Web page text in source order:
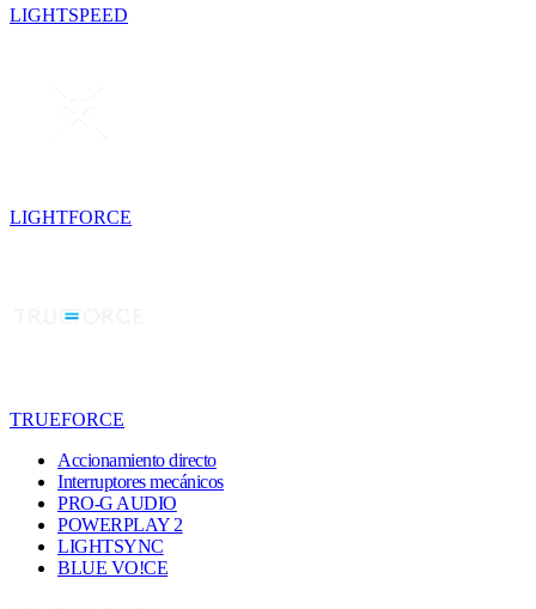
LIGHTSPEED
LIGHTFORCE
TRUEFORCE
Accionamiento directo
Interruptores mecánicos
PRO-G AUDIO
POWERPLAY 2
LIGHTSYNC
BLUE VO!CE